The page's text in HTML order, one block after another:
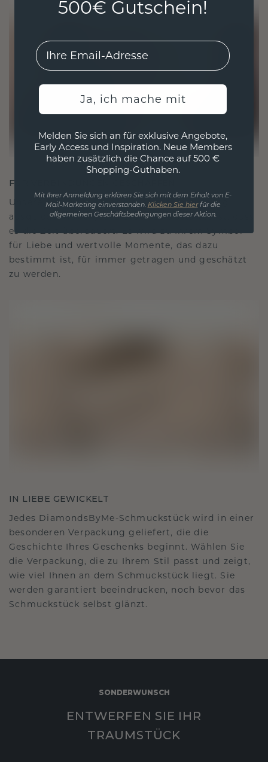
FÜR VERBINDUNGEN GESCHAFFEN
Unsere Designphilosophie ist auf Verbindung
ausgelegt, wobei jedes Stück so gestaltet ist, dass
es die Zeit überdauert. Es wird zu Ihrem Symbol
für Liebe und wertvolle Momente, das dazu
bestimmt ist, für immer getragen und geschätzt
zu werden.
IN LIEBE GEWICKELT
Jedes DiamondsByMe-Schmuckstück wird in einer
besonderen Verpackung geliefert, die die
Geschichte Ihres Geschenks beginnt. Wählen Sie
die Verpackung, die zu Ihrem Stil passt und zeigt,
wie viel Ihnen an dem Schmuckstück liegt. Sie
werden garantiert beeindrucken, noch bevor das
Schmuckstück selbst glänzt.
SONDERWUNSCH
ENTWERFEN SIE IHR
TRAUMSTÜCK
500€ Gutschein!
EMail
Ja, ich mache mit
Melden Sie sich an für exklusive Angebote,
Early Access und Inspiration. Neue Members
haben zusätzlich die Chance auf 500 €
Shopping-Guthaben.
Mit Ihrer Anmeldung erklären Sie sich mit dem Erhalt von E-
Mail-Marketing einverstanden. Klicken Sie hierfür die
allgemeinen Geschäftsbedingungen dieser Aktion.